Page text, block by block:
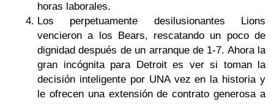
horas laborales.
Los perpetuamente desilusionantes Lions
vencieron a los Bears, rescatando un poco de
dignidad después de un arranque de 1-7. Ahora la
gran incógnita para Detroit es ver si toman la
decisión inteligente por UNA vez en la historia y
le ofrecen una extensión de contrato generosa a